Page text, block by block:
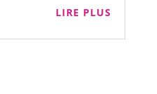
LIRE PLUS